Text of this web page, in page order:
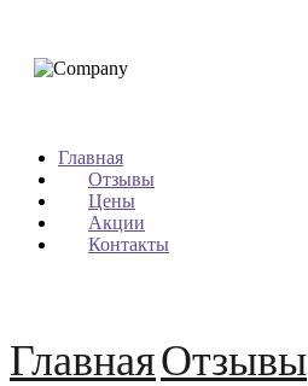
Главная
Отзывы
Цены
Акции
Контакты
ГлавнаяОтзывы